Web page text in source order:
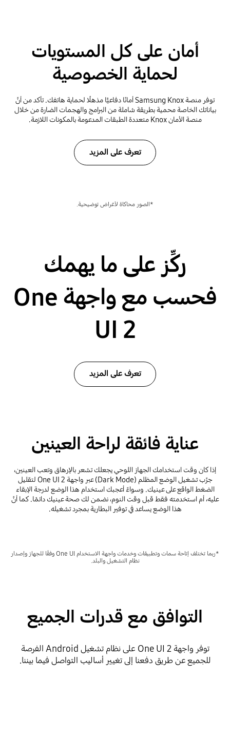
أمان على كل المستويات
لحماية الخصوصية
توفر منصة Samsung Knox أمانًا دفاعيًّا مذهلًا لحماية هاتفك. تأكد من أنَّ
بياناتك الخاصة محمية بطريقة شاملة من البرامج والهجمات الضارة من خلال
منصة الأمان Knox متعددة الطبقات المدعومة بالمكونات اللازمة.
تعرف على المزيد
*الصور محاكاة لأغراض توضيحية.
ركِّز على ما يهمك
فحسب مع واجهة One
UI 2
تعرف على المزيد
عناية فائقة لراحة العينين
إذا كان وقت استخدامك الجهاز اللوحي يجعلك تشعر بالإرهاق وتعب العينين،
جرِّب تشغيل الوضع المظلم (Dark Mode) عبر واجهة One UI 2 لتقليل
الضغط الواقع على عينيك. وسواءٌ أعجبك استخدام هذا الوضع لدرجة الإبقاء
عليه، أم استخدمته فقط قبل وقت النوم، نضمن لك صحة عينيك دائمًا. كما أنَّ
هذا الوضع يساعد في توفير البطارية بمجرد تشغيله.
*ربما تختلف إتاحة سمات وتطبيقات وخدمات واجهة الاستخدام One UI وفقًا للجهاز وإصدار
نظام التشغيل والبلد.
التوافق مع قدرات الجميع
توفر واجهة One UI 2 على نظام تشغيل Android الفرصة
للجميع عن طريق دفعنا إلى تغيير أساليب التواصل فيما بيننا.